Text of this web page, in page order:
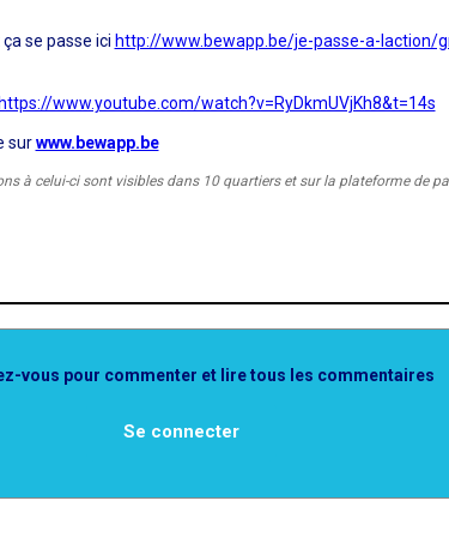
se passe ici http://www.bewapp.be/je-passe-a-laction/
https://www.youtube.com/watch?v=RyDkmUVjKh8&t=14s
surwww.bewapp.be
à celui-ci sont visibles dans 10 quartiers et sur la plateforme de
vous pour commenter et lire tous les commentaires
Se connecter